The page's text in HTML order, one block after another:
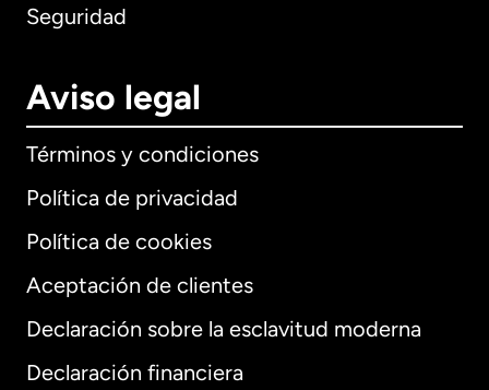
Seguridad
Aviso legal
Términos y condiciones
Política de privacidad
Política de cookies
Aceptación de clientes
Declaración sobre la esclavitud moderna
Declaración financiera
Internacional English